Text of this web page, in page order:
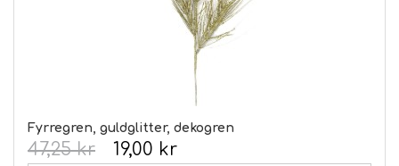
Fyrregren, guldglitter, dekogren
19,00 kr
47,25 kr